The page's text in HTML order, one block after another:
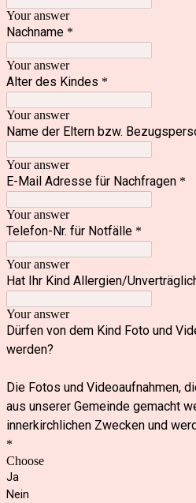
Your answer
Nachname *
Your answer
Alter des Kindes *
Your answer
Name der Eltern bzw.
Your answer
E-Mail Adresse für Nachfragen *
Your answer
Telefon-Nr. für Notfälle *
Your answer
Hat Ihr Kind Allergien/
Your answer
Dürfen von dem Kind Foto und
werden?
Die Fotos und Videoaufnahmen,
aus unserer Gemeinde gemacht
innerkirchlichen Zwecken und
*
Choose
Ja
Nein